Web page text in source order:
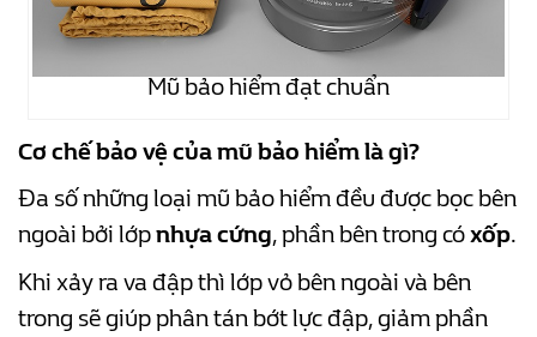
Mũ bảo hiểm đạt chuẩn
Cơ chế bảo vệ của mũ bảo hiểm là gì?
Đa số những loại mũ bảo hiểm đều được bọc bên
ngoài bởi lớpnhựa cứng, phần bên trong cóxốp.
Khi xảy ra va đập thì lớp vỏ bên ngoài và bên
trong sẽ giúp phân tán bớt lực đập, giảm phần